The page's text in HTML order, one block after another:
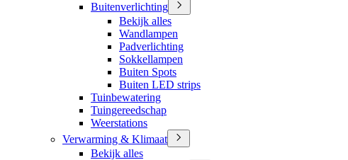
Buitenverlichting
Bekijk alles
Wandlampen
Padverlichting
Sokkellampen
Buiten Spots
Buiten LED strips
Tuinbewatering
Tuingereedschap
Weerstations
Verwarming & Klimaat
Bekijk alles